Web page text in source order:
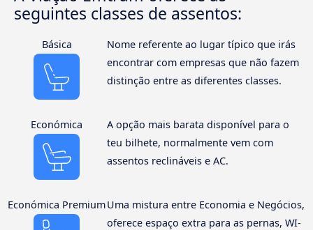
seguintes classes de assentos:
Básica
Nome referente ao lugar típico que irás
encontrar com empresas que não fazem
distinção entre as diferentes classes.
Económica
A opção mais barata disponível para o
teu bilhete, normalmente vem com
assentos reclináveis e AC.
Económica PremiumUma mistura entre Economia e Negócios,
oferece espaço extra para as pernas, WI-